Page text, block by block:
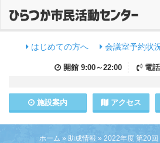
はじめての方へ 会議室予約状
開館 9:00～22:00 電話
施設案内 アクセス
ホーム » 助成情報 » 2022年度 第20回